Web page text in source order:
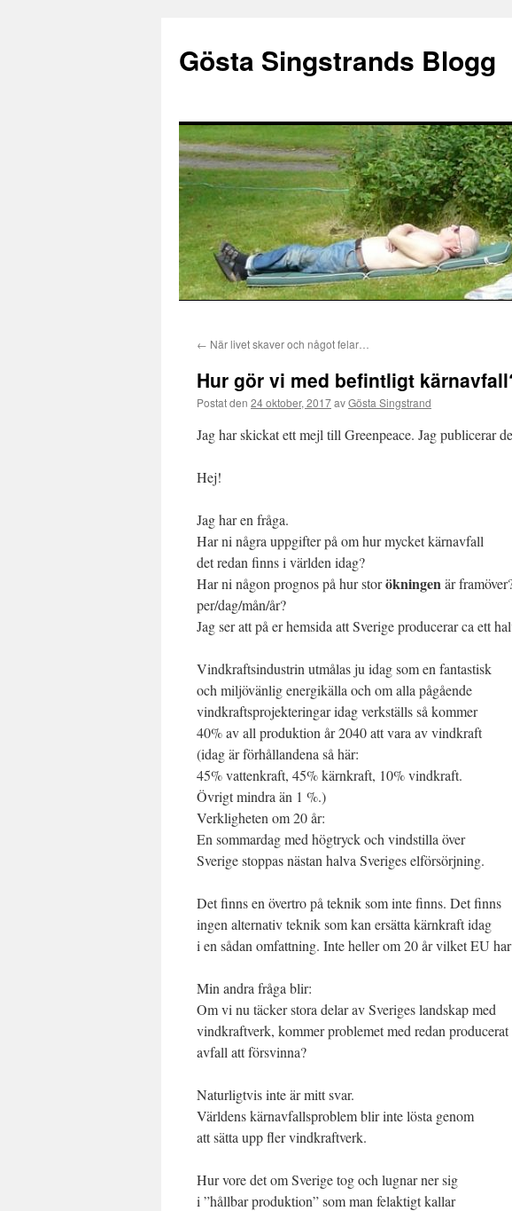
Gösta Singstrands Blogg
innehåll
← När livet skaver och något felar…
Hur gör vi med befintligt
Postat den 24 oktober, 2017avGösta Singstrand
Jag har skickat ett mejl till Greenpeace. Jag publicerar
Hej!
Jag har en fråga.
Har ni några uppgifter på om hur mycket kärnavfall
det redan finns i världen idag?
Har ni någon prognos på hur storökningenär
per/dag/mån/år?
Jag ser att på er hemsida att Sverige producerar ca ett
Vindkraftsindustrin utmålas ju idag som en fantastisk
och miljövänlig energikälla och om alla pågående
vindkraftsprojekteringar idag verkställs så kommer
40% av all produktion år 2040 att vara av vindkraft
(idag är förhållandena så här:
45% vattenkraft, 45% kärnkraft, 10% vindkraft.
Övrigt mindra än 1 %.)
Verkligheten om 20 år:
En sommardag med högtryck och vindstilla över
Sverige stoppas nästan halva Sveriges elförsörjning.
Det finns en övertro på teknik som inte finns. Det finns
ingen alternativ teknik som kan ersätta kärnkraft idag
i en sådan omfattning. Inte heller om 20 år vilket EU
Min andra fråga blir:
Om vi nu täcker stora delar av Sveriges landskap med
vindkraftverk, kommer problemet med redan producerat
avfall att försvinna?
Naturligtvis inte är mitt svar.
Världens kärnavfallsproblem blir inte lösta genom
att sätta upp fler vindkraftverk.
Hur vore det om Sverige tog och lugnar ner sig
i ”hållbar produktion” som man felaktigt kallar